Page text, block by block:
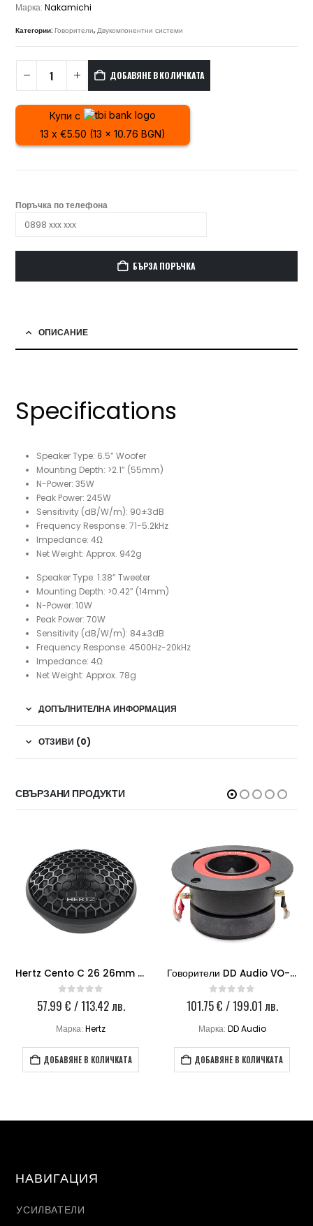
Марка:Nakamichi
Категории:Говорители,Двукомпонентни системи
ДОБАВЯНЕ В КОЛИЧКАТА
Купи с
13 x €5.50 (13 x 10.76 BGN)
Поръчка по телефона
БЪРЗА ПОРЪЧКА
ОПИСАНИЕ
Specifications
Speaker Type: 6.5” Woofer
Mounting Depth: >2.1” (55mm)
N-Power: 35W
Peak Power: 245W
Sensitivity (dB/W/m): 90±3dB
Frequency Response: 71-5.2kHz
Impedance: 4Ω
Net Weight: Approx. 942g
Speaker Type: 1.38” Tweeter
Mounting Depth: >0.42” (14mm)
N-Power: 10W
Peak Power: 70W
Sensitivity (dB/W/m): 84±3dB
Frequency Response: 4500Hz-20kHz
Impedance: 4Ω
Net Weight: Approx. 78g
ДОПЪЛНИТЕЛНА ИНФОРМАЦИЯ
ОТЗИВИ (0)
СВЪРЗАНИ ПРОДУКТИ
Hertz Cento C 26 26mm Tweeter
0 out of 5
57.99 € / 113.42 лв.
Марка:Hertz
ДОБАВЯНЕ В КОЛИЧКАТА
Говорители DD Audio VO-B1
0 out of 5
101.75€ / 199.01 лв.
Марка: DD Audio
ДОБАВЯНЕ В КОЛИЧКАТА
НАВИГАЦИЯ
УСИЛВАТЕЛИ